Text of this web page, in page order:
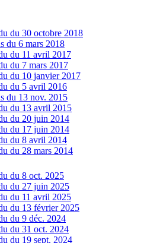
du 30 octobre 2018
du 6 mars 2018
du 11 avril 2017
du 7 mars 2017
du 10 janvier 2017
du 5 avril 2016
du 13 nov. 2015
du 13 avril 2015
du 20 juin 2014
du 17 juin 2014
du 8 avril 2014
du 28 mars 2014
du 8 oct. 2025
du 27 juin 2025
du 11 avril 2025
du 13 février 2025
du 9 déc. 2024
du 31 oct. 2024
du 19 sept. 2024